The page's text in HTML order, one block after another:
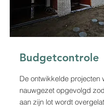
Budgetcontrole
De ontwikkelde projecten
nauwgezet opgevolgd
aan zijn lot wordt